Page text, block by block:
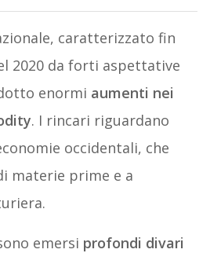
caratterizzato fin
2020 da forti aspettative
enormi aumenti nei
. I rincari riguardano
occidentali, che
materie prime e a
emersi profondi divari